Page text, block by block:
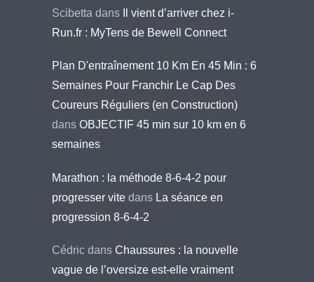
Scibetta dans
Il vient d’arriver chez i-
Run.fr : MyTens de Bewell Connect
Plan D'entraînement 10 Km En 45 Min : 6
Semaines Pour Franchir Le Cap Des
Coureurs Réguliers (en Construction)
dans OBJECTIF 45 min sur 10 km en 6
semaines
Marathon : la méthode 8-6-4-2 pour
progresser vite dans La séance en
progression 8-6-4-2
Cédric dans Chaussures : la nouvelle
vague de l’oversize est-elle vraiment